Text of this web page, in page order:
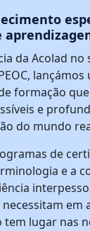
da Acolad no
lançámos
formação
e
do mundo
de
e a
em
lugar nas